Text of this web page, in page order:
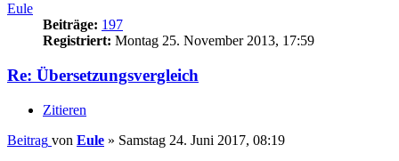
Eule
Beiträge: 197
Registriert: Montag 25. November 2013, 17:59
Re: Übersetzungsvergleich
Zitieren
Beitrag von Eule » Samstag 24. Juni 2017, 08:19